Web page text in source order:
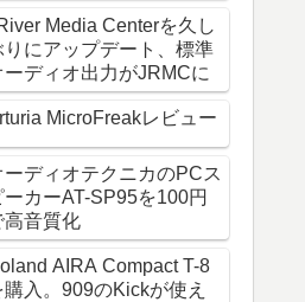
Media Centerを久し
りにアップデート、標準
ーディオ出力がJRMCに
MicroFreakレビュー
ーディオテクニカのPCス
ーカーAT-SP95を100円
高音質化
AIRA Compact T-8
購入。909のKickが使え